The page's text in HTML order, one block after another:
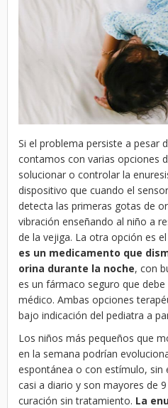
Si el problema persiste a pesar
contamos con varias opciones
solucionar o controlar la
dispositivo que cuando el
detecta las primeras gotas de
vibración enseñando al niño a
de la vejiga. La otra opción es
es un medicamento que
orina durante la noche, con
es un fármaco seguro que
médico. Ambas opciones
bajo indicación del pediatra a
Los niños más pequeños que
en la semana podrían
espontánea o con estímulo,
casi a diario y son mayores de
curación sin tratamiento. La